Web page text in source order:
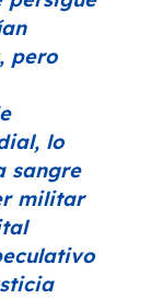
pero
lo
sangre
militar